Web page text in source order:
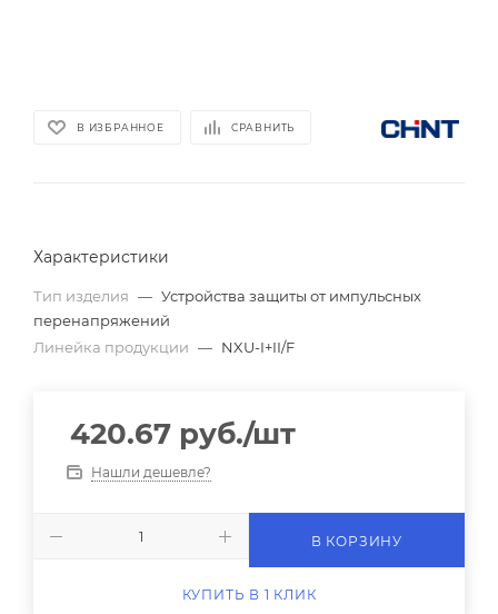
В ИЗБРАННОЕ СРАВНИТЬ
Характеристики
Тип изделия — Устройства защиты от импульсных
перенапряжений
Линейка продукции — NXU-I+II/F
420.67 руб./шт
Нашли дешевле?
В КОРЗИНУ
КУПИТЬ В 1 КЛИК